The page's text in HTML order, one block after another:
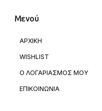
Μενού
ΑΡΧΙΚΗ
WISHLIST
Ο ΛΟΓΑΡΙΑΣΜΟΣ ΜΟΥ
ΕΠΙΚΟΙΝΩΝΙΑ